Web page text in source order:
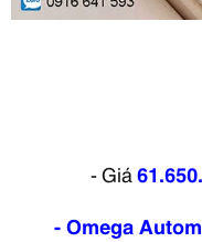
- Giá
- Omega